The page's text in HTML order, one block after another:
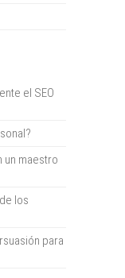
el SEO
un maestro
los
para